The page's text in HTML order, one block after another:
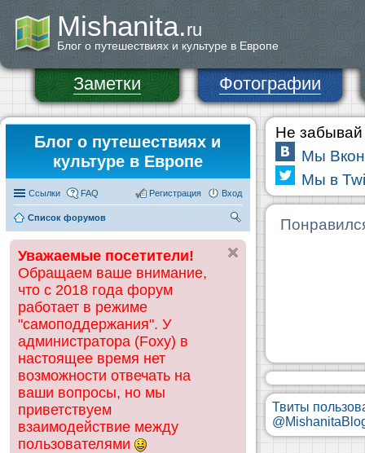
Mishanita.ru
Блог о путешествиях и культуре в Европе
Заметки Фотографии
Блог о путешествиях и
культуре в Европе
Ссылки FAQ Вход
Регистрация
Список форумов
ск
Уважаемые посетители!
Обращаем ваше внимание,
что с 2018 года форум
работает в режиме
"самоподдержания". У
администратора (Foxy) в
настоящее время нет
возможности отвечать на
ваши вопросы, но мы
приветствуем
взаимодействие между
пользователями
Не забывай
Мы
Мы в
Твиты